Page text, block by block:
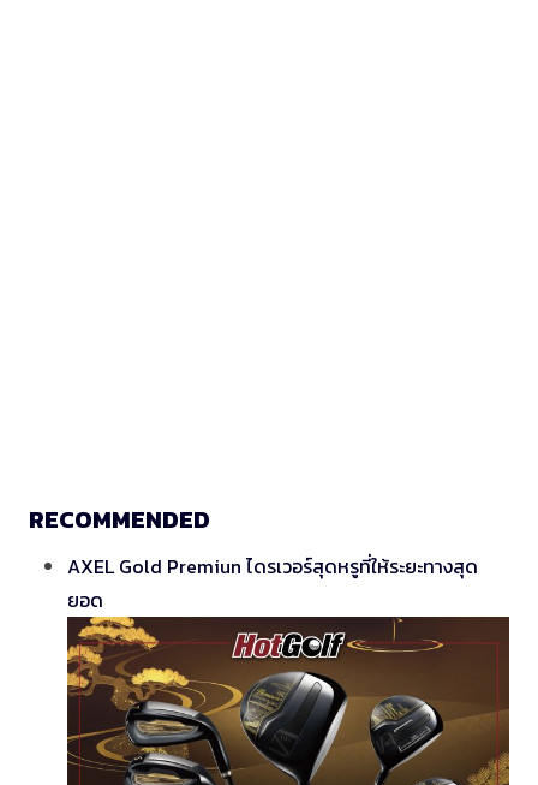
RECOMMENDED
AXEL Gold Premiun ไดรเวอร์สุดหรูที่ให้ระยะทางสุด
ยอด